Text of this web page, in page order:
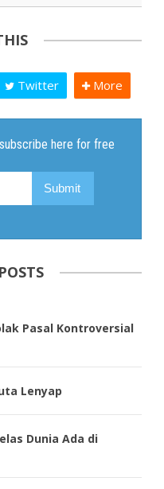
Twitter More
Pasal Kontroversial
Lenyap
Dunia Ada di